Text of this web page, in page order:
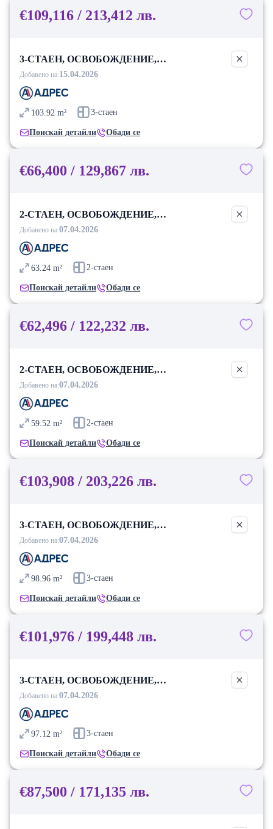
€109,116 / 213,412 лв.
3-СТАЕН, ОСВОБОЖДЕНИЕ,
БЛАГОЕВГРАД
Добавено на:15.04.2026
103.92 m² 3-стаен
Поискай детайли Обади се
€66,400 / 129,867 лв.
2-СТАЕН, ОСВОБОЖДЕНИЕ,
БЛАГОЕВГРАД
Добавено на:07.04.2026
63.24 m² 2-стаен
Поискай детайли Обади се
€62,496 / 122,232 лв.
2-СТАЕН, ОСВОБОЖДЕНИЕ,
БЛАГОЕВГРАД
Добавено на:07.04.2026
59.52 m² 2-стаен
Поискай детайли Обади се
€103,908 / 203,226 лв.
3-СТАЕН, ОСВОБОЖДЕНИЕ,
БЛАГОЕВГРАД
Добавено на:07.04.2026
98.96 m² 3-стаен
Поискай детайли Обади се
€101,976 / 199,448 лв.
3-СТАЕН, ОСВОБОЖДЕНИЕ,
БЛАГОЕВГРАД
Добавено на:07.04.2026
97.12 m² 3-стаен
Поискай детайли Обади се
€87,500 / 171,135 лв.